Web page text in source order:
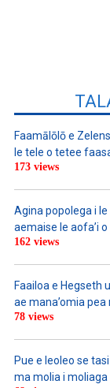
Faamālōlō e
le tele o tetee
173 views
Agina popolega i
aemaise le aofa’i
162 views
Faailoa e Hegseth
ae mana’omia pea
78 views
Pue e leoleo se
ma molia i